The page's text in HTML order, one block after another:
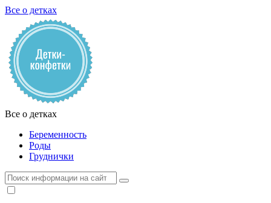
Все о детках
Все о детках
Беременность
Роды
Груднички